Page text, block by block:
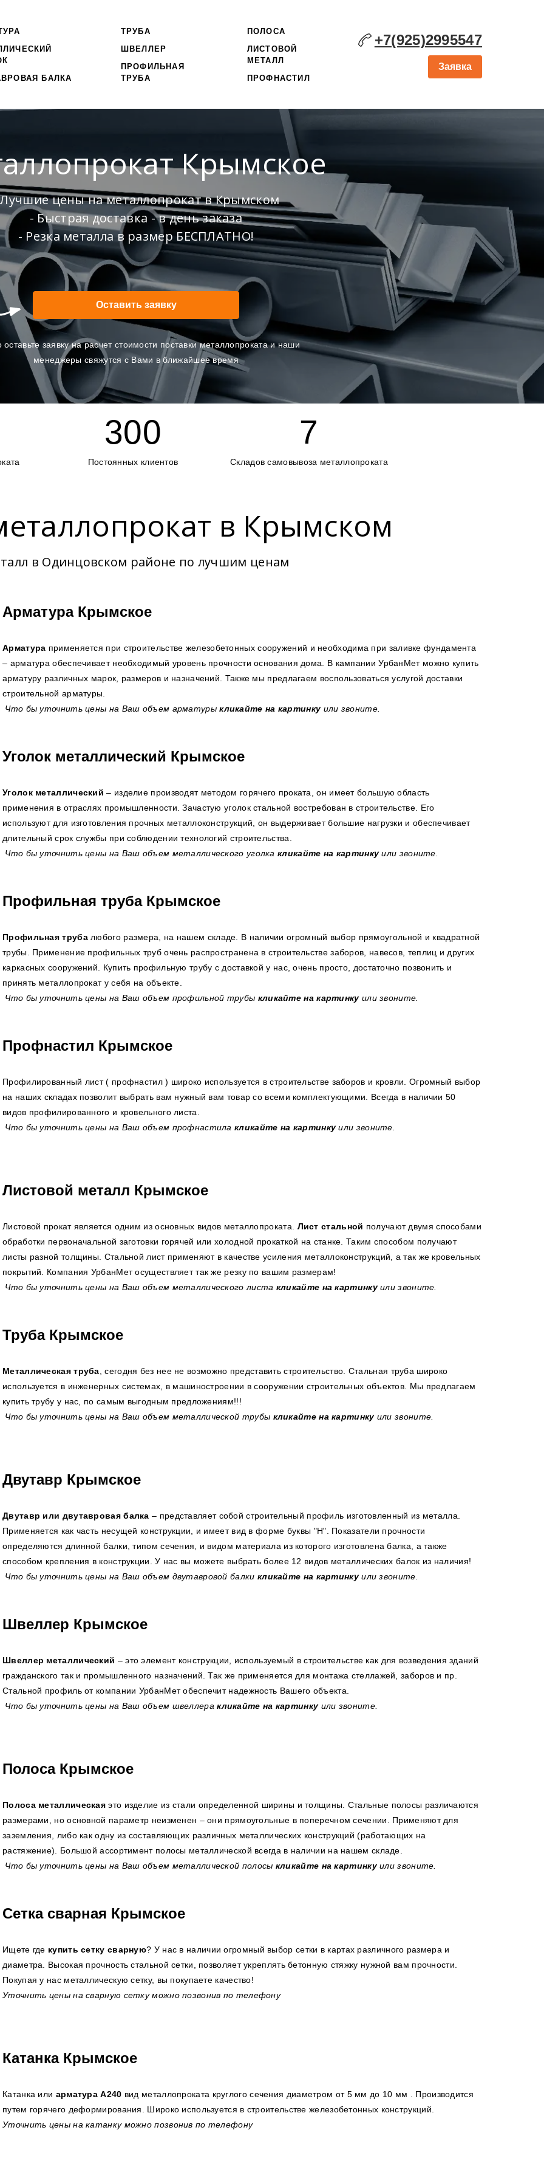
БАЛКА
ТРУБА
ШВЕЛЛЕР
ПРОФИЛЬНАЯ
ТРУБА
ПОЛОСА
ЛИСТОВОЙ
МЕТАЛЛ
ПРОФНАСТИЛ
+7(925)2995547
Заявка
Крымское
цены на металлопрокат в Крымском
- Быстрая доставка - в день заказа
- Резка металла в размер БЕСПЛАТНО!
Оставить заявку
оставьте заявку на расчет стоимости поставки металлопроката и наши
менеджеры свяжутся с Вами в ближайшее время
300
Постоянных клиентов
7
Складов самовывоза металлопроката
в Крымском
в Одинцовском районе по лучшим ценам
Арматура Крымское
Арматура применяется при строительстве железобетонных сооружений и необходима при заливке фундамента
– арматура обеспечивает необходимый уровень прочности основания дома. В кампании УрбанМет можно купить
арматуру различных марок, размеров и назначений. Также мы предлагаем воспользоваться услугой доставки
строительной арматуры.
Что бы уточнить цены на Ваш объем арматурыкликайте на картинку или звоните.
Уголок металлический Крымское
Уголок металлический – изделие производят методом горячего проката, он имеет большую область
применения в отраслях промышленности. Зачастую уголок стальной востребован в строительстве. Его
используют для изготовления прочных металлоконструкций, он выдерживает большие нагрузки и обеспечивает
длительный срок службы при соблюдении технологий строительства.
Что бы уточнить цены на Ваш объем металлического уголкакликайте на картинкуили звоните.
Профильная труба Крымское
Профильная трубалюбого размера, на нашем складе. В наличии огромный выбор прямоугольной и квадратной
трубы. Применение профильных труб очень распространена в строительстве заборов, навесов, теплиц и других
каркасных сооружений. Купить профильную трубу с доставкой у нас, очень просто, достаточно позвонить и
принять металлопрокат у себя на объекте.
Что бы уточнить цены на Ваш объем профильной трубы кликайте на картинку или звоните.
Профнастил Крымское
Профилированный лист ( профнастил ) широко используется в строительстве заборов и кровли. Огромный выбор
на наших складах позволит выбрать вам нужный вам товар со всеми комплектующими. Всегда в наличии 50
видов профилированного и кровельного листа.
Что бы уточнить цены на Ваш объем профнастилакликайте на картинкуили звоните.
Листовой металл Крымское
Листовой прокат является одним из основных видов металлопроката. Лист стальной получают двумя способами
обработки первоначальной заготовки горячей или холодной прокаткой на станке. Таким способом получают
листы разной толщины. Стальной лист применяют в качестве усиления металлоконструкций, а так же кровельных
покрытий. Компания УрбанМет осуществляет так же резку по вашим размерам!
Что бы уточнить цены на Ваш объем металлического листа кликайте на картинкуили звоните.
Труба Крымское
Металлическая труба , сегодня без нее не возможно представить строительство. Стальная труба широко
используется в инженерных системах, в машиностроении в сооружении строительных объектов. Мы предлагаем
купить трубу у нас, по самым выгодным предложениям!!!
Что бы уточнить цены на Ваш объем металлической трубы кликайте на картинку или звоните.
Двутавр Крымское
Двутавр или двутавровая балка – представляет собой строительный профиль изготовленный из металла.
Применяется как часть несущей конструкции, и имеет вид в форме буквы "Н". Показатели прочности
определяются длинной балки, типом сечения, и видом материала из которого изготовлена балка, а также
способом крепления в конструкции. У нас вы можете выбрать более 12 видов металлических балок из наличия!
Что бы уточнить цены на Ваш объем двутавровой балки кликайте на картинкуили звоните.
Швеллер Крымское
Швеллер металлический – это элемент конструкции, используемый в строительстве как для возведения зданий
гражданского так и промышленного назначений. Так же применяется для монтажа стеллажей, заборов и пр.
Стальной профиль от компании УрбанМет обеспечит надежность Вашего объекта.
Что бы уточнить цены на Ваш объем швеллеракликайте на картинку или звоните.
Полоса Крымское
Полоса металлическая это изделие из стали определенной ширины и толщины. Стальные полосы различаются
размерами, но основной параметр неизменен – они прямоугольные в поперечном сечении. Применяют для
заземления, либо как одну из составляющих различных металлических конструкций (работающих на
растяжение). Большой ассортимент полосы металлической всегда в наличии на нашем складе.
Что бы уточнить цены на Ваш объем металлической полосы кликайте на картинкуили звоните.
Сетка сварная Крымское
Ищете где купитьсетку сварную? У нас в наличии огромный выбор сетки в картах различного размера и
диаметра. Высокая прочность стальной сетки, позволяет укреплять бетонную стяжку нужной вам прочности.
Покупая у нас металлическую сетку, вы покупаете качество!
Уточнить цены на сварную сетку можно позвонив по телефону
Катанка Крымское
Катанка или арматура А240 вид металлопроката круглого сечения диаметром от 5 мм до 10 мм . Производится
путем горячего деформирования. Широко используется в строительстве железобетонных конструкций.
Уточнить цены на катанку можно позвонив по телефону